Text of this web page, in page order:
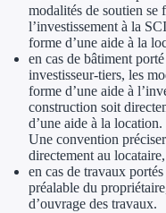
modalités de soutien se
l’investissement à la
forme d’une aide à la
en cas de bâtiment
investisseur-tiers, les
forme d’une aide à
construction soit
d’une aide à la
Une convention
directement au locataire,
en cas de travaux
préalable du
d’ouvrage des travaux.